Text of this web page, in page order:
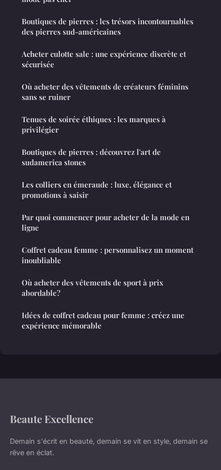
Boutiques de pierres : les trésors incontournables
des pierres sud-américaines
Acheter culotte sale : une expérience discrète et
sécurisée
Où acheter des vêtements de créateurs féminins
sans se ruiner
Tenues de soirée éthiques : les marques à
privilégier
Boutiques de pierres : découvrez l'art de
sudamerica stones
Les colliers en émeraude : luxe, élégance et
promotions à saisir
Par quoi commencer pour acheter de la mode en
ligne
Coffret cadeau femme : personnalisez un moment
inoubliable
Où acheter des vêtements de sport à prix
abordable?
Idées de coffret cadeau pour femme : créez une
expérience mémorable
Beaute Excellence
Demain s'écrit en beauté, demain se vit en style, demain se
rêve en éclat.